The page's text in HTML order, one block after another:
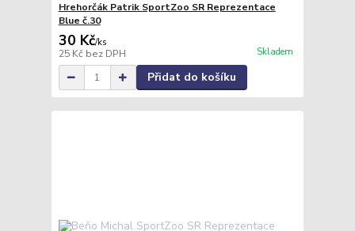
Hrehorčák Patrik SportZoo SR Reprezentace
Blue č.30
30 Kč/ks
25 Kč bez DPH Skladem
Přidat do košíku